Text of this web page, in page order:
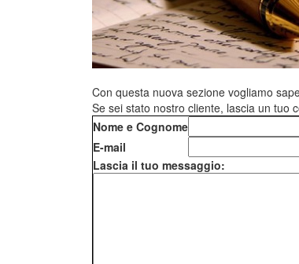
Con questa nuova sezione vogliamo
Se sei stato nostro cliente, lascia un tuo
Nome e Cognome
E-mail
Lascia il tuo messaggio: